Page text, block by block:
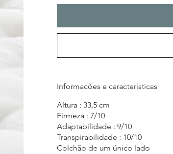
Informacões e características
Altura : 33,5 cm
Firmeza : 7/10
Adaptabilidade : 9/10
Transpirabilidade : 10/10
Colchão de um único lado